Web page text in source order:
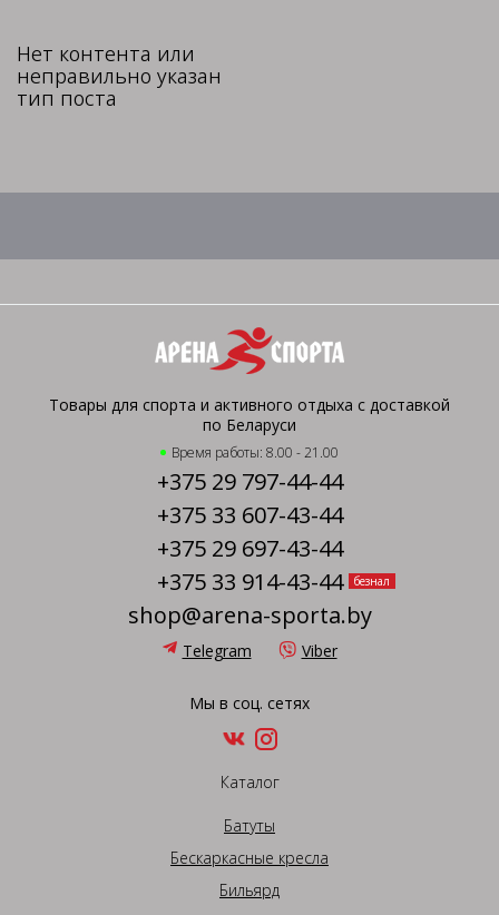
Нет контента или
неправильно указан
тип поста
Товары для спорта и активного отдыха с доставкой
по Беларуси
Время работы: 8.00 - 21.00
+375 29 797-44-44
+375 33 607-43-44
+375 29 697-43-44
+375 33 914-43-44
безнал
shop@arena-sporta.by
Telegram Viber
Мы в соц. сетях
Каталог
Батуты
Бескаркасные кресла
Бильярд